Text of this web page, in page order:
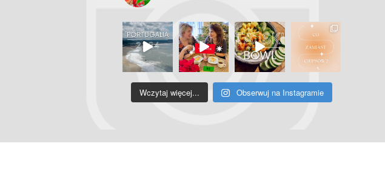
Wczytaj więcej... Obserwuj na Instagramie